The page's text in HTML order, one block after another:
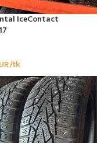
IceContact
tk